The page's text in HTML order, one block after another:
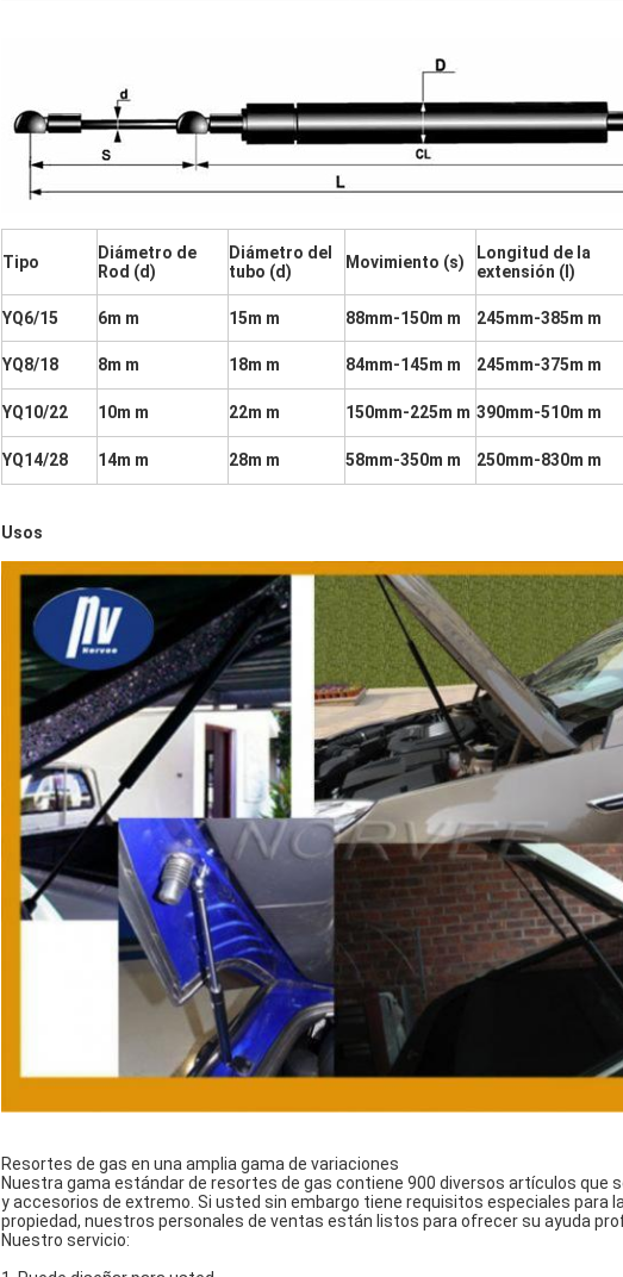
Tipo
Diámetro de
Rod (d)
Diámetro del
tubo (d)
Movimiento (s)
Longitud de la
extensión (l)
YQ6/15 6m m 15m m 88mm-150m m 245mm-385m m
YQ8/18 8m m 18m m 84mm-145m m 245mm-375m m
YQ10/22 10m m 22m m 150mm-225m m 390mm-510m m
YQ14/28 14m m 28m m 58mm-350m m 250mm-830m m
Usos
Resortes de gas en una amplia gama de variaciones
Nuestra gama estándar de resortes de gas contiene 900 diversos artículos que
y accesorios de extremo. Si usted sin embargo tiene requisitos especiales para
propiedad, nuestros personales de ventas están listos para ofrecer su ayuda
Nuestro servicio: